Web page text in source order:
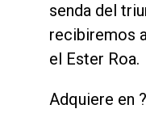
senda del
recibiremos
el Ester Roa.
Adquiere en